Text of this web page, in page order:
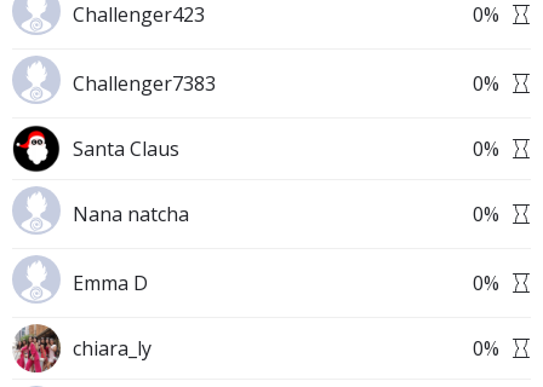
Challenger423 0%
Challenger7383 0%
Santa Claus 0%
Nana natcha 0%
Emma D 0%
chiara_ly 0%